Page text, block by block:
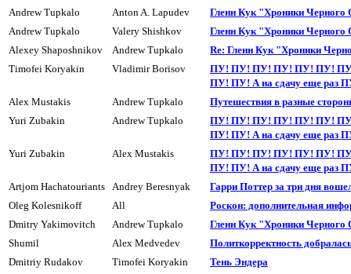
Andrew Tupkalo
Anton A. Lapudev
Гленн Кук "Хроники Черного
Andrew Tupkalo
Valery Shishkov
Гленн Кук "Хроники Черного
Alexey Shaposhnikov
Andrew Tupkalo
Re: Гленн Кук "Хроники
Timofei Koryakin
Vladimir Borisov
ПУ! ПУ! ПУ! ПУ! ПУ! ПУ!
ПУ! ПУ! А на сдачy еще раз
Alex Mustakis
Andrew Tupkalo
Пyтешествия в разные
Yuri Zubakin
Andrew Tupkalo
ПУ! ПУ! ПУ! ПУ! ПУ! ПУ!
ПУ! ПУ! А на сдачу еще раз
Yuri Zubakin
Alex Mustakis
ПУ! ПУ! ПУ! ПУ! ПУ! ПУ!
ПУ! ПУ! А на сдачу еще раз
Artjom Hachatouriants Andrey Beresnyak
Гарри Поттер за три дня
Oleg Kolesnikoff
All
Роскон: дополнительная
Dmitry Yakimovitch
Andrew Tupkalo
Гленн Кук "Хроники Черного
Shumil
Alex Medvedev
Политкорректность
Dmitriy Rudakov
Timofei Koryakin
Тень Эндера